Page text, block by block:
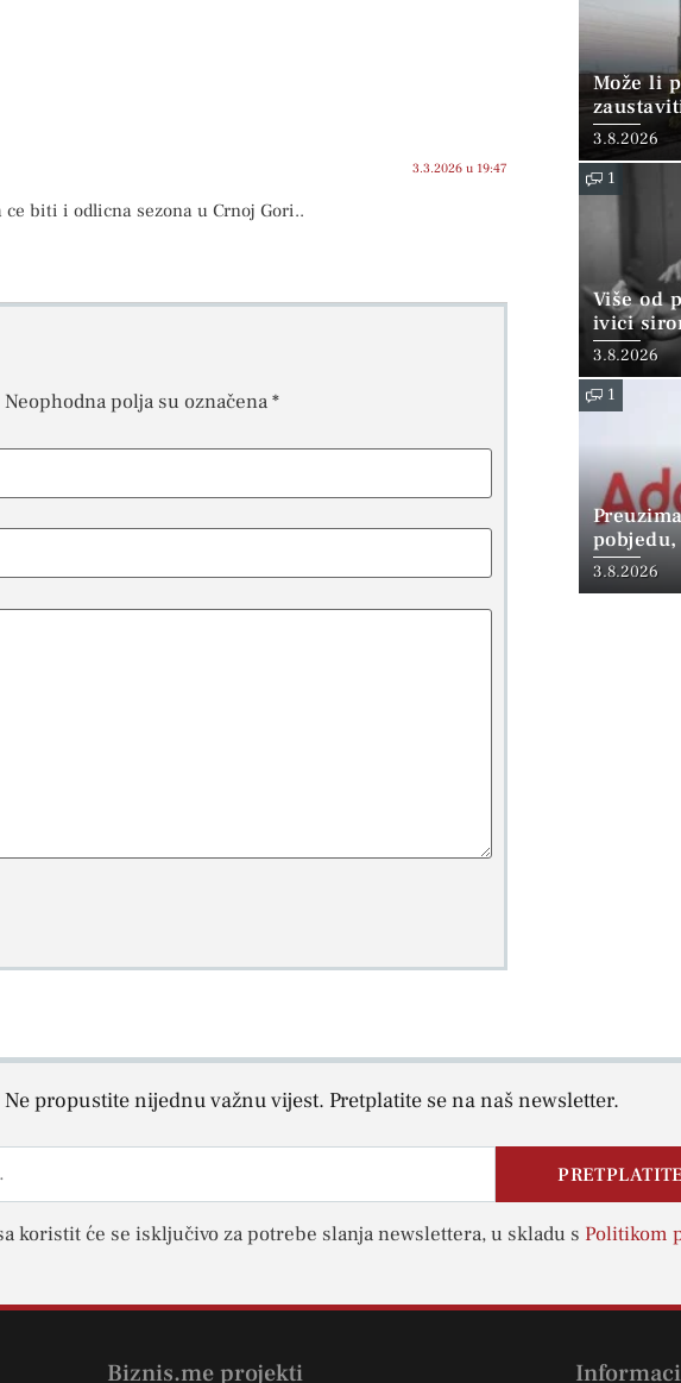
3.3.2026 u 19:47
biti i odlicna sezona u Crnoj Gori..
Neophodna polja su označena*
Može li
3.8.2026
1
Više od
ivici
3.8.2026
1
3.8.2026
Ne propustite nijednu važnu vijest. Pretplatite se na naš newsletter.
koristit će se isključivo za potrebe slanja newslettera, u skladu s Politikom
Biznis.me projekti